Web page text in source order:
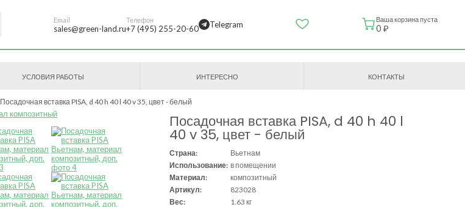
Email
sales@green-land.ru
Телефон
+7 (495) 255-20-60 Telegram Ваша корзина пуста
0 ₽
УСЛОВИЯ РАБОТЫ ИНТЕРЕСНО КОНТАКТЫ
Посадочная вставка PISA, d 40 h 40 l 40 v 35, цвет - белый
Посадочная вставка PISA, d 40 h 40 l
40 v 35, цвет - белый
Страна:
Вьетнам
Использование: в помещении
Материал:
композитный
Артикул:
823028
Вес:
1.63 кг